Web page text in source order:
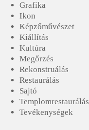
Grafika
Ikon
Képzőművészet
Kiállítás
Kultúra
Megőrzés
Rekonstruálás
Restaurálás
Sajtó
Templomrestaurálás
Tevékenységek